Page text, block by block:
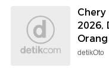
Chery
2026,
Orang
detikOto